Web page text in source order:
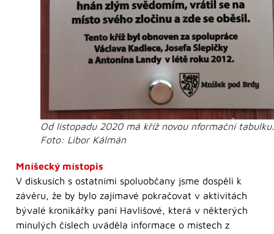
Od listopadu 2020 má kříž novou nformační tabulku.
Foto: Libor Kálmán
Mníšecký místopis
V diskusích s ostatními spoluobčany jsme dospěli k
závěru, že by bylo zajímavé pokračovat v aktivitách
bývalé kronikářky paní Havlišové, která v některých
minulých číslech uváděla informace o místech z